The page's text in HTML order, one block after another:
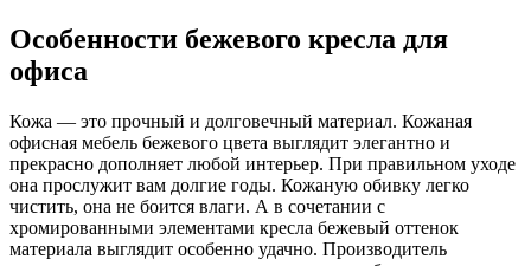
Особенности бежевого кресла для
офиса
Кожа — это прочный и долговечный материал. Кожаная
офисная мебель бежевого цвета выглядит элегантно и
прекрасно дополняет любой интерьер. При правильном уходе
она прослужит вам долгие годы. Кожаную обивку легко
чистить, она не боится влаги. А в сочетании с
хромированными элементами кресла бежевый оттенок
материала выглядит особенно удачно. Производитель